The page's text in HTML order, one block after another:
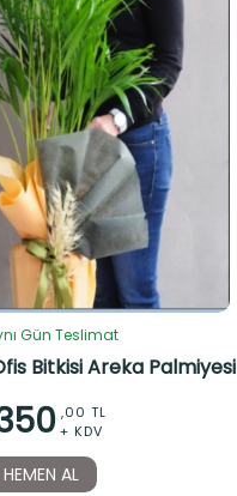
Gün Teslimat
Bitkisi Areka Palmiyesi
,00 TL
+ KDV
HEMEN AL